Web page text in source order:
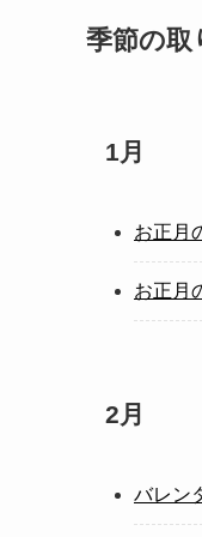
季節の取
1月
お正月
お正月
2月
バレン